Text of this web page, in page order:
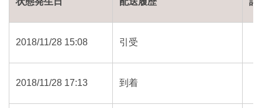
2018/11/28 15:08 引受
2018/11/28 17:13 到着